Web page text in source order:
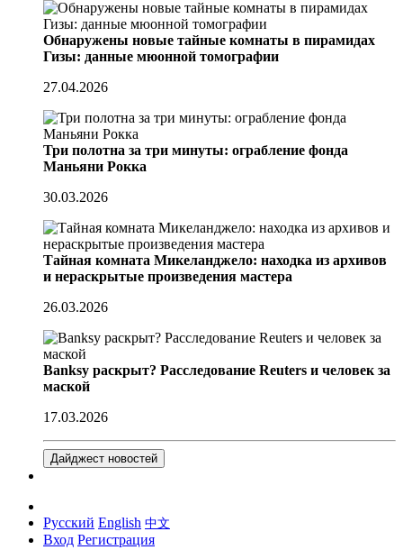
Обнаружены новые тайные комнаты в пирамидах
Гизы: данные мюонной томографии
27.04.2026
Три полотна за три минуты: ограбление фонда
Маньяни Рокка
30.03.2026
Тайная комната Микеланджело: находка из архивов
и нераскрытые произведения мастера
26.03.2026
Banksy раскрыт? Расследование Reuters и человек за
маской
17.03.2026
Дайджест новостей
Русский English 中文
Вход Регистрация